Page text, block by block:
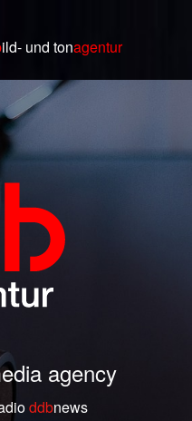
ild- und tonagentur
agency
ddbnews